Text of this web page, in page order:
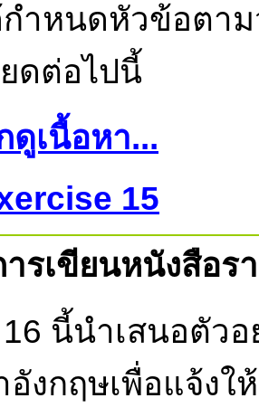
กำหนดหัวข้อตา
ยดต่อไปนี้
ดูเนื้อหา...
15
ารเขียนหนังสือร
นี้นำเสนอตัว
อังกฤษเพื่อแจ้ง